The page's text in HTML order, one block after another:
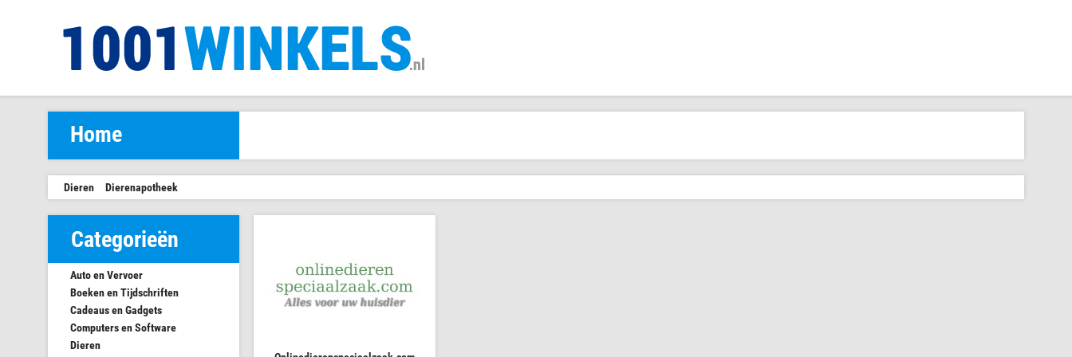
Home
Dieren Dierenapotheek
Categorieën
Auto en Vervoer
Boeken en Tijdschriften
Cadeaus en Gadgets
Computers en Software
Dieren